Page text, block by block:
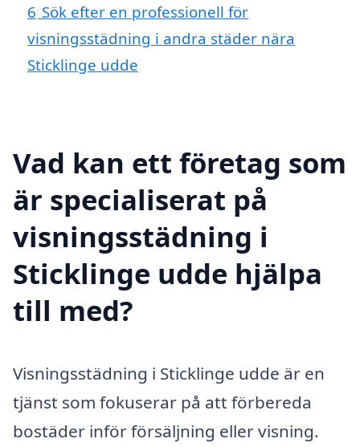
6 Sök efter en professionell för
visningsstädning i andra städer nära
Sticklinge udde
Vad kan ett företag som
är specialiserat på
visningsstädning i
Sticklinge udde hjälpa
till med?
Visningsstädning i Sticklinge udde är en
tjänst som fokuserar på att förbereda
bostäder inför försäljning eller visning.